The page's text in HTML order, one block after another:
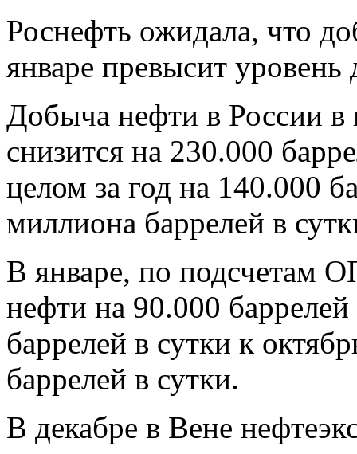
Роснефть ожидала, что
январе превысит уровень
Добыча нефти в России в
снизится на 230.000
целом за год на 140.000
миллиона баррелей в
В январе, по подсчетам
нефти на 90.000
баррелей в сутки к
баррелей в сутки.
В декабре в Вене